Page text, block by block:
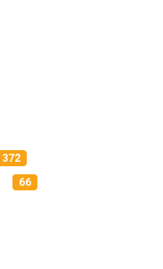
372
66